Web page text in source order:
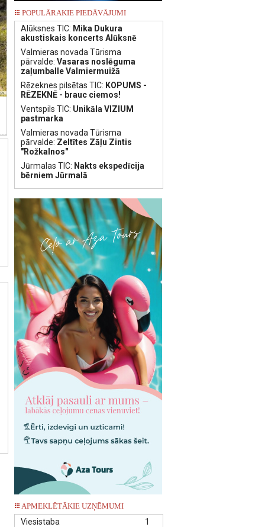
POPULĀRAKIE PIEDĀVĀJUMI
Alūksnes TIC: Mika Dukura
akustiskais koncerts Alūksnē
Valmieras novada Tūrisma
pārvalde: Vasaras noslēguma
zaļumballe Valmiermuižā
Rēzeknes pilsētas TIC: KOPUMS -
RĒZEKNĒ - brauc ciemos!
Ventspils TIC: Unikāla VIZIUM
pastmarka
Valmieras novada Tūrisma
pārvalde: Zeltītes Zāļu Zintis
"Rožkalnos"
Jūrmalas TIC: Nakts ekspedīcija
bērniem Jūrmalā
APMEKLĒTĀKIE UZŅĒMUMI
1
Viesistaba